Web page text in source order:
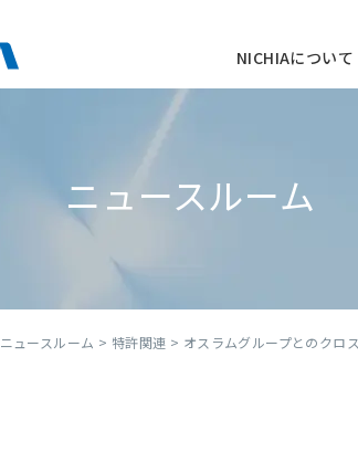
NICHIAについて
ニュースルーム
ニュースルーム > 特許関連 > オスラムグループとのクロ